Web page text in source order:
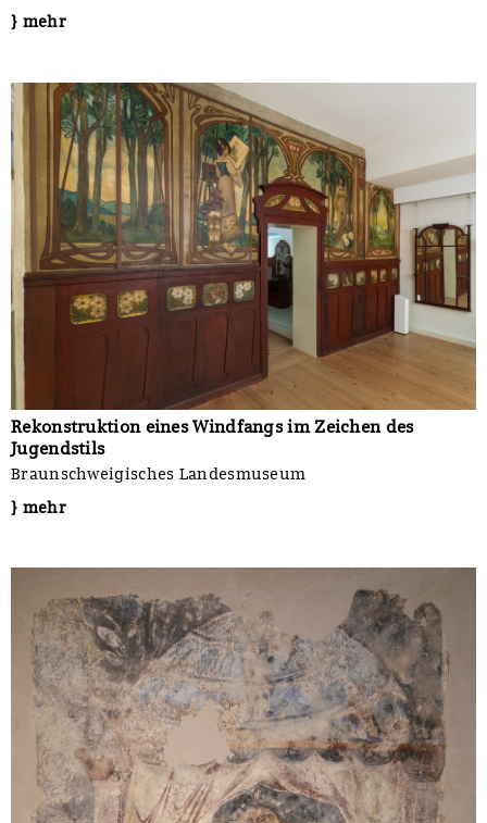
} mehr
Rekonstruktion eines Windfangs im Zeichen des
Jugendstils
Braunschweigisches Landesmuseum
} mehr